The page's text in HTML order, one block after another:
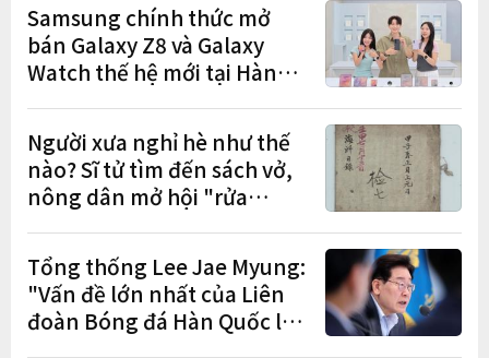
Samsung chính thức mở
bán Galaxy Z8 và Galaxy
Watch thế hệ mới tại Hàn
đơn đặt trước
Người xưa nghỉ hè như thế
nào? Sĩ tử tìm đến sách vở,
nông dân mở hội "rửa
Tổng thống Lee Jae Myung:
"Vấn đề lớn nhất của Liên
đoàn Bóng đá Hàn Quốc là